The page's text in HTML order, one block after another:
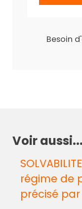
Besoin
Voir aussi...
régime de
précisé par